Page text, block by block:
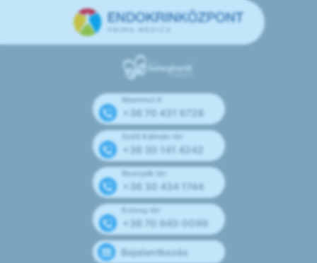
Mammut II
+36 70 431 9728
Széll Kálmán tér
+36 30 141 4242
Bosnyák tér
+36 30 434 1744
Kolosy tér
+36 70 940 0099
Bejelentkezés